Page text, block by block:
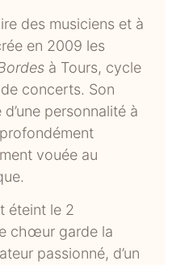
des musiciens et à
en 2009 les
à Tours, cycle
concerts. Son
personnalité à
vouée au
éteint le 2
chœur garde la
passionné, d’un